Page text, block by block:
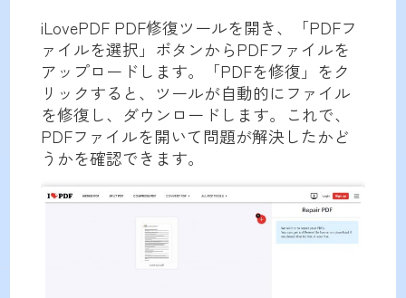
iLovePDF PDF修復ツールを開き、「PDFフ
ァイルを選択」ボタンからPDFファイルを
アップロードします。「PDFを修復」をク
リックすると、ツールが自動的にファイル
を修復し、ダウンロードします。これで、
PDFファイルを開いて問題が解決したかど
うかを確認できます。